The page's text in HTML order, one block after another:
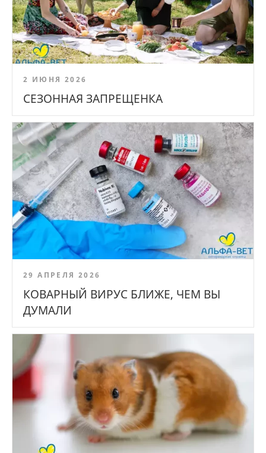
2 ИЮНЯ 2026
СЕЗОННАЯ ЗАПРЕЩЕНКА
29 АПРЕЛЯ 2026
КОВАРНЫЙ ВИРУС БЛИЖЕ, ЧЕМ ВЫ
ДУМАЛИ